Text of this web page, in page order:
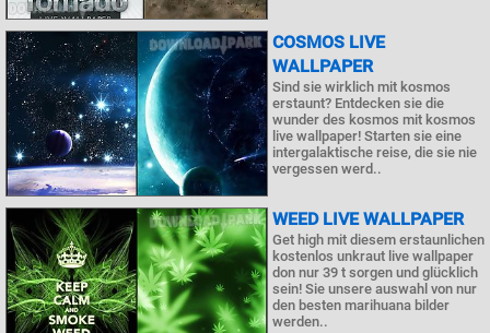
COSMOS LIVE
WALLPAPER
Sind sie wirklich mit kosmos
erstaunt? Entdecken sie die
wunder des kosmos mit kosmos
live wallpaper! Starten sie eine
intergalaktische reise, die sie nie
vergessen werd..
WEED LIVE WALLPAPER
Get high mit diesem erstaunlichen
kostenlos unkraut live wallpaper
don nur 39 t sorgen und glücklich
sein! Sie unsere auswahl von nur
den besten marihuana bilder
werden..